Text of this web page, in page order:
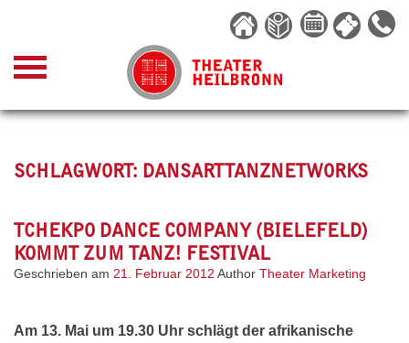
content
SCHLAGWORT: DANSARTTANZNETWORKS
TCHEKPO DANCE COMPANY (BIELEFELD)
KOMMT ZUM TANZ! FESTIVAL
Geschrieben am 21. Februar 2012 Author Theater Marketing
Am 13. Mai um 19.30 Uhr schlägt der afrikanische